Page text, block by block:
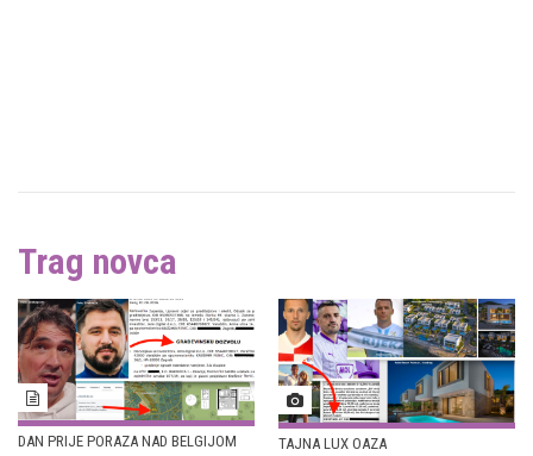
Trag novca
DAN PRIJE PORAZA NAD BELGIJOM TAJNA LUX OAZA